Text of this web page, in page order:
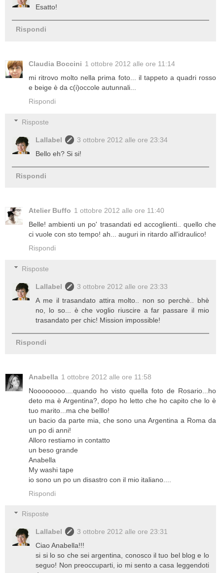
Esatto!
Rispondi
Claudia Boccini 1 ottobre 2012 alle ore 11:14
mi ritrovo molto nella prima foto... il tappeto a quadri rosso
e beige è da c(i)occole autunnali...
Rispondi
Risposte
Lallabel
3 ottobre 2012 alle ore 23:34
Bello eh? Si si!
Rispondi
Atelier Buffo 1 ottobre 2012 alle ore 11:40
Belle! ambienti un po' trasandati ed accoglienti.. quello che
ci vuole con sto tempo! ah... auguri in ritardo all'idraulico!
Rispondi
Risposte
Lallabel
3 ottobre 2012 alle ore 23:33
A me il trasandato attira molto.. non so perchè.. bhè
no, lo so... è che voglio riuscire a far passare il mio
trasandato per chic! Mission impossible!
Rispondi
Anabella 1 ottobre 2012 alle ore 11:58
Noooooooo....quando ho visto quella foto de Rosario...ho
deto ma è Argentina?, dopo ho letto che ho capito che lo è
tuo marito...ma che belllo!
un bacio da parte mia, che sono una Argentina a Roma da
un po di anni!
Alloro restiamo in contatto
un beso grande
Anabella
My washi tape
io sono un po un disastro con il mio italiano....
Rispondi
Risposte
Lallabel
3 ottobre 2012 alle ore 23:31
Ciao Anabella!!!
si si lo so che sei argentina, conosco il tuo bel blog e lo
seguo! Non preoccuparti, io mi sento a casa leggendoti